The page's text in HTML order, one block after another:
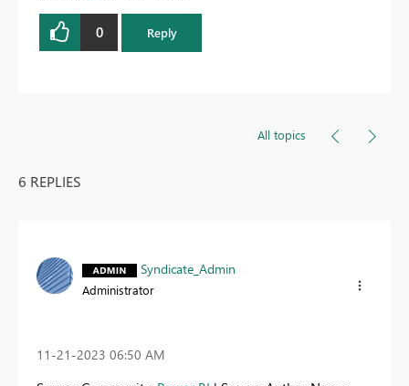
0 Reply
All topics
6 REPLIES
Syndicate_Admin
Administrator
‎11-21-2023 06:50 AM